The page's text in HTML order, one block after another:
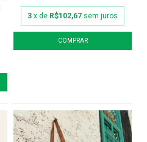
3 x de R$102,67 sem juros